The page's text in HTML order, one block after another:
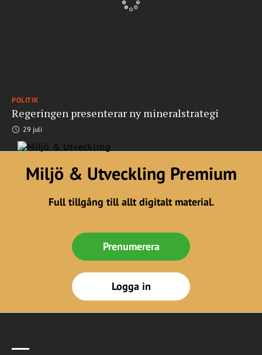
POLITIK
Regeringen presenterar ny mineralstrategi
29 juli
Miljö & Utveckling Premium
Full tillgång till allt digitalt material.
Prenumerera
Logga in